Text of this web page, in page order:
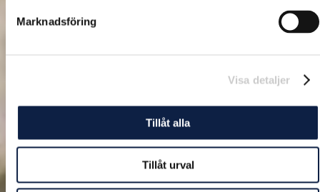
Marknadsföring
Visa detaljer
Tillåt alla
Tillåt urval